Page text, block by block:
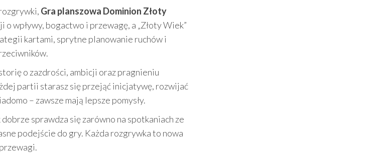
Gra planszowa Dominion Złoty
wpływy, bogactwo i przewagę, a „Złoty Wiek”
kartami, sprytne planowanie ruchów i
o zazdrości, ambicji oraz pragnieniu
partii starasz się przejąć inicjatywę, rozwijać
– zawsze mają lepsze pomysły.
sprawdza się zarówno na spotkaniach ze
podejście do gry. Każda rozgrywka to nowa